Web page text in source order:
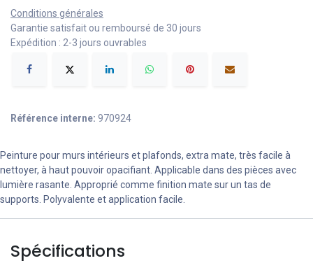
Conditions générales
Garantie satisfait ou remboursé de 30 jours
Expédition : 2-3 jours ouvrables
Référence interne: 970924
Peinture pour murs intérieurs et plafonds, extra mate, très facile à
nettoyer, à haut pouvoir opacifiant. Applicable dans des pièces avec
lumière rasante. Approprié comme finition mate sur un tas de
supports. Polyvalente et application facile.
Spécifications